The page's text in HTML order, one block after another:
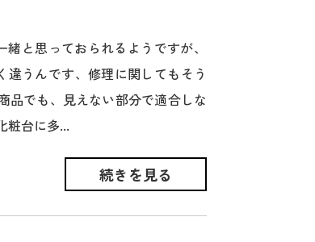
と思っておられるようですが、
違うんです、修理に関してもそう
品でも、見えない部分で適合しな
粧台に多...
続きを見る